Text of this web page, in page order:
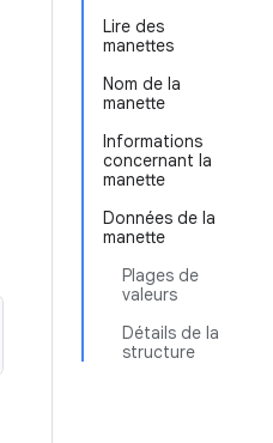
Lire des
manettes
Nom de la
manette
Informations
concernant la
manette
Données de la
manette
Plages de
valeurs
Détails de la
structure